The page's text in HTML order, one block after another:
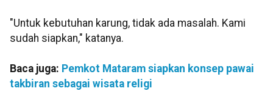
"Untuk kebutuhan karung, tidak ada masalah. Kami
sudah siapkan," katanya.
Baca juga: Pemkot Mataram siapkan konsep pawai
takbiran sebagai wisata religi